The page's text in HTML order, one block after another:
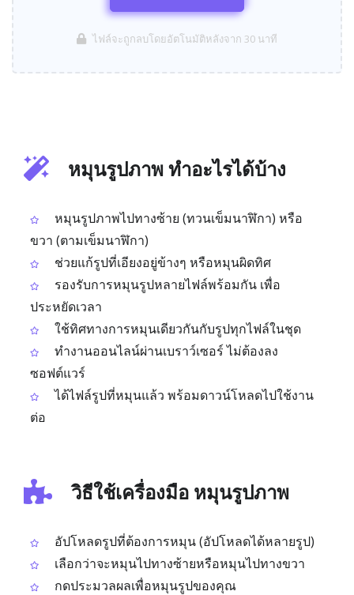
ไฟล์จะถูกลบโดยอัตโนมัติหลังจาก 30 นาที
หมุนรูปภาพ ทำอะไรได้บ้าง
หมุนรูปภาพไปทางซ้าย (ทวนเข็มนาฬิกา) หรือ
ขวา (ตามเข็มนาฬิกา)
ช่วยแก้รูปที่เอียงอยู่ข้างๆ หรือหมุนผิดทิศ
รองรับการหมุนรูปหลายไฟล์พร้อมกัน เพื่อ
ประหยัดเวลา
ใช้ทิศทางการหมุนเดียวกันกับรูปทุกไฟล์ในชุด
ทำงานออนไลน์ผ่านเบราว์เซอร์ ไม่ต้องลง
ซอฟต์แวร์
ได้ไฟล์รูปที่หมุนแล้ว พร้อมดาวน์โหลดไปใช้งาน
ต่อ
วิธีใช้เครื่องมือ หมุนรูปภาพ
อัปโหลดรูปที่ต้องการหมุน (อัปโหลดได้หลายรูป)
เลือกว่าจะหมุนไปทางซ้ายหรือหมุนไปทางขวา
กดประมวลผลเพื่อหมุนรูปของคุณ